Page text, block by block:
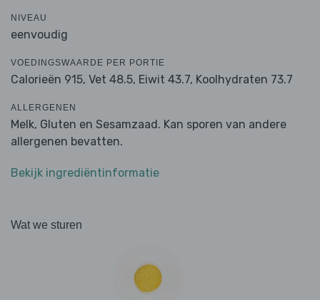
NIVEAU
eenvoudig
VOEDINGSWAARDE PER PORTIE
Calorieën 915, Vet 48.5, Eiwit 43.7, Koolhydraten 73.7
ALLERGENEN
Melk, Gluten en Sesamzaad. Kan sporen van andere
allergenen bevatten.
Bekijk ingrediëntinformatie
Wat we sturen